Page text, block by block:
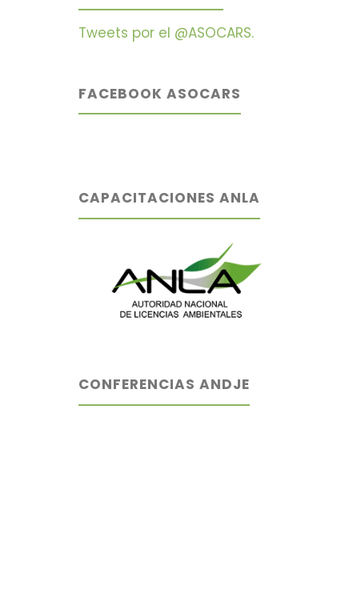
Tweets por el @ASOCARS.
FACEBOOK ASOCARS
CAPACITACIONES ANLA
CONFERENCIAS ANDJE